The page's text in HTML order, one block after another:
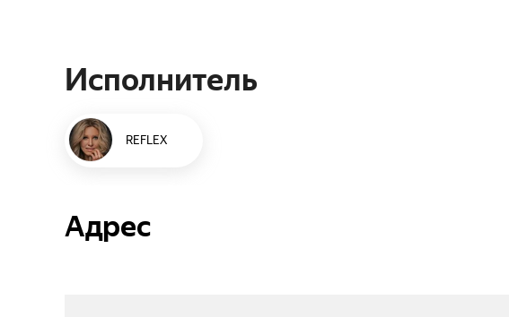
Исполнитель
REFLEX
Адрес